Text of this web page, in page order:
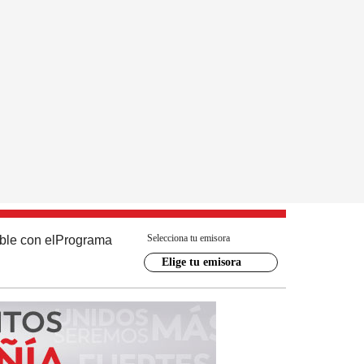
con el Programa Selecciona tu emisora
Elige tu emisora